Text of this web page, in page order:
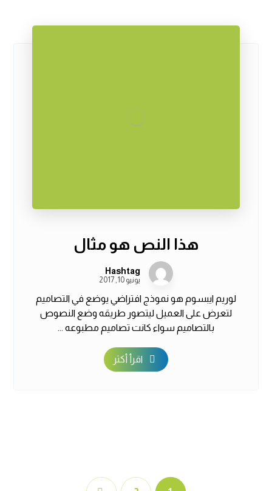
هذا النص هو مثال
Hashtag
يونيو 10, 2017
لوريم ايبسوم هو نموذج افتراضي يوضع في التصاميم
لتعرض على العميل ليتصور طريقه وضع النصوص
بالتصاميم سواء كانت تصاميم مطبوعه ...
اقرأ أكثر